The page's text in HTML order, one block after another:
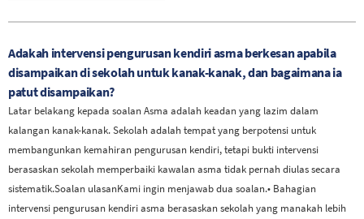
Adakah intervensi pengurusan kendiri asma berkesan apabila
disampaikan di sekolah untuk kanak-kanak, dan bagaimana ia
patut disampaikan?
Latar belakang kepada soalanAsma adalah keadan yang lazim dalam
kalangan kanak-kanak. Sekolah adalah tempat yang berpotensi untuk
membangunkan kemahiran pengurusan kendiri, tetapi bukti intervensi
berasaskan sekolah memperbaiki kawalan asma tidak pernah diulas secara
sistematik.Soalan ulasanKami ingin menjawab dua soalan.• Bahagian
intervensi pengurusan kendiri asma berasaskan sekolah yang manakah lebih